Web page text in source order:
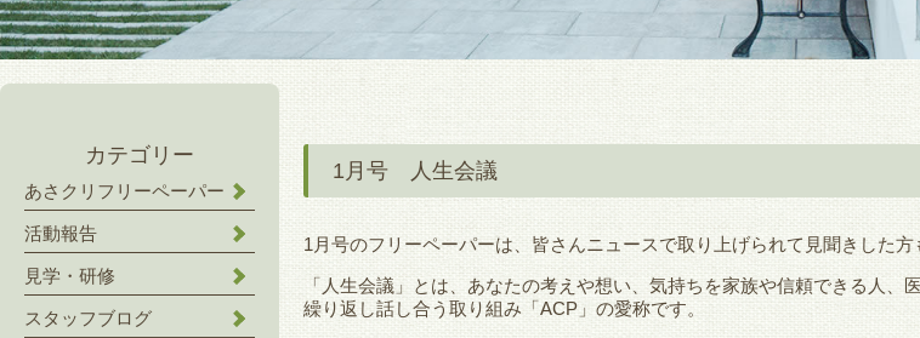
1月号 人生会議
1月号のフリーペーパーは、皆さんニュースで取り上げられて見聞きした方
「人生会議」とは、あなたの考えや想い、気持ちを家族や信頼できる人、
繰り返し話し合う取り組み「ACP」の愛称です。
カテゴリー
あさクリフリーペーパー
活動報告
見学・研修
スタッフブログ